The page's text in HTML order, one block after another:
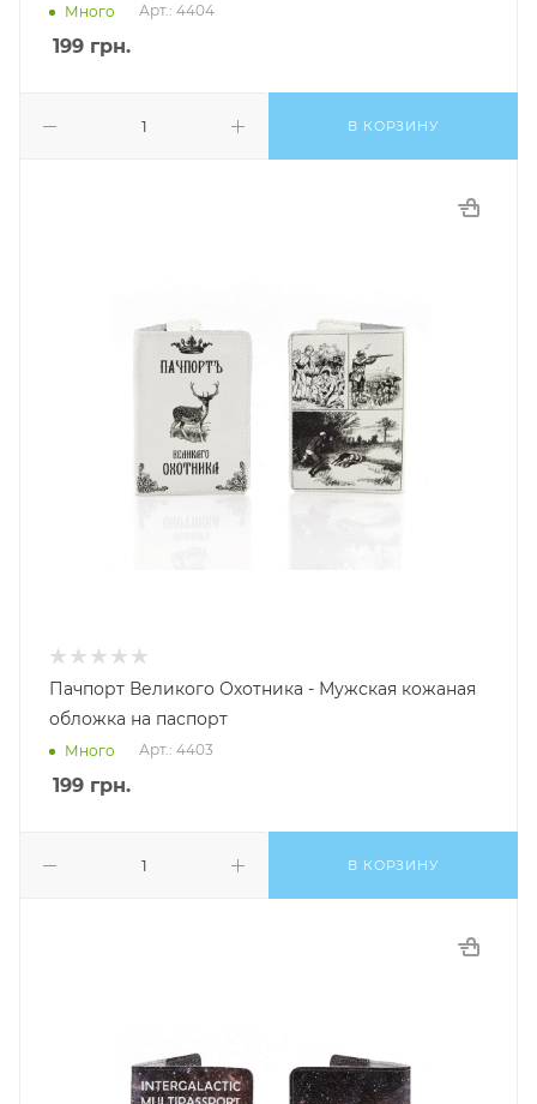
Много Арт.: 4404
199 грн.
В КОРЗИНУ
Пачпорт Великого Охотника - Мужская кожаная
обложка на паспорт
Много Арт.: 4403
199 грн.
В КОРЗИНУ